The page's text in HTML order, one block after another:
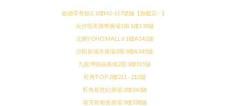
啟德零售館2, 1樓M2-117號舖【旗艦店✨】
尖沙咀美麗華廣場1期 1樓138舖
元朗YOHO MALL II 1樓A142舖
沙田新城市廣場3期 3樓A345舖
九龍灣德福廣場2期 3樓315舖
旺角T.O.P 2樓211 - 212舖
旺角新世紀廣場 2樓260舖
葵芳新都會廣場 3樓338舖